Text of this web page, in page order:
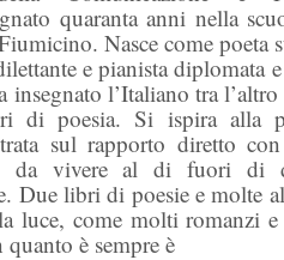
quaranta anni nella
Nasce come poeta
e pianista diplomata
l’Italiano tra l’altro
di poesia. Si ispira alla
sul rapporto diretto
da vivere al di fuori di
Due libri di poesie e molte
luce, come molti romanzi
è sempre è